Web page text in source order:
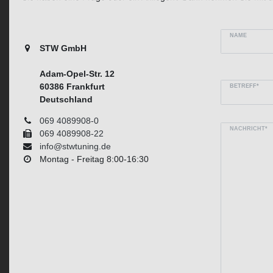
STW GmbH
Adam-Opel-Str. 12
60386 Frankfurt
Deutschland
069 4089908-0
069 4089908-22
info@stwtuning.de
Montag - Freitag 8:00-16:30
NAME
BETREFF*
NACHRICHT*